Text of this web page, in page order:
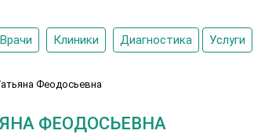
Врачи Клиники Диагностика Услуги
Феодосьевна
ФЕОДОСЬЕВНА